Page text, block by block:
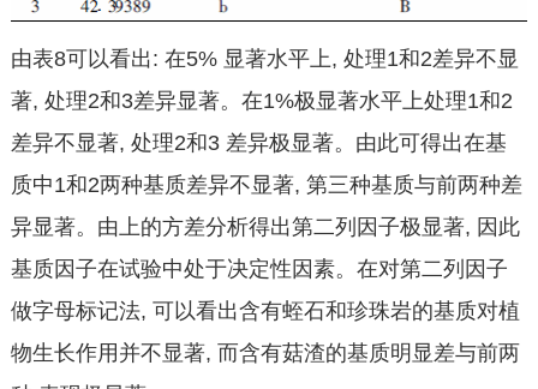
由表8可以看出: 在5% 显著水平上, 处理1和2差异不显
著, 处理2和3差异显著。在1%极显著水平上处理1和2
差异不显著, 处理2和3 差异极显著。由此可得出在基
质中1和2两种基质差异不显著, 第三种基质与前两种差
异显著。由上的方差分析得出第二列因子极显著, 因此
基质因子在试验中处于决定性因素。在对第二列因子
做字母标记法, 可以看出含有蛭石和珍珠岩的基质对植
物生长作用并不显著, 而含有菇渣的基质明显差与前两